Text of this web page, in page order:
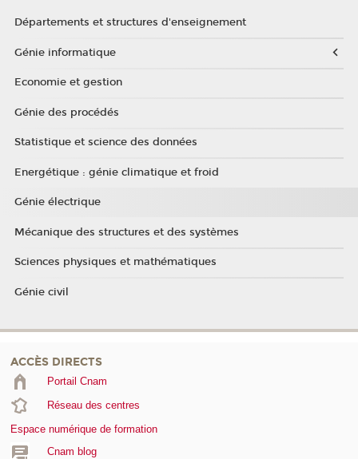
Départements et structures d'enseignement
Génie informatique
Economie et gestion
Génie des procédés
Statistique et science des données
Energétique : génie climatique et froid
Génie électrique
Mécanique des structures et des systèmes
Sciences physiques et mathématiques
Génie civil
ACCÈS DIRECTS
Portail Cnam
Réseau des centres
Espace numérique de formation
Cnam blog